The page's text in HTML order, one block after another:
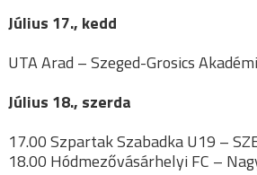
Július 17., kedd
UTA Arad – Szeged-Grosics
Július 18., szerda
17.00 Szpartak Szabadka U19 –
18.00 Hódmezővásárhelyi FC –